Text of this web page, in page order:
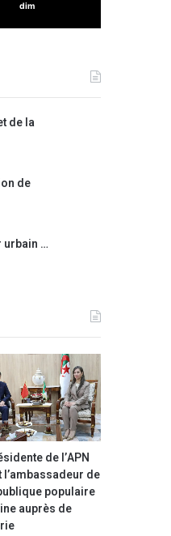
dim
de la
de
urbain …
de l’APN
de
populaire
auprès de